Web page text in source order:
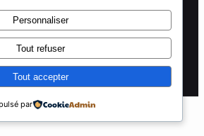
Personnaliser
Tout refuser
Tout accepter
par